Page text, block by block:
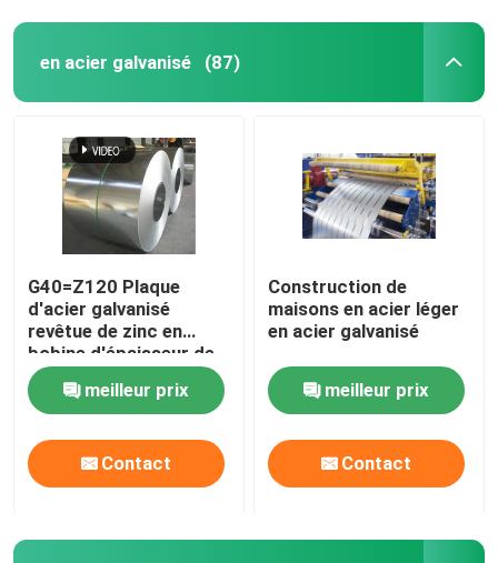
en acier galvanisé (87)
G40=Z120 Plaque
d'acier galvanisé
revêtue de zinc en
bobine d'épaisseur de
0,90 mm
meilleur prix
Contact
Construction de
maisons en acier léger
en acier galvanisé
meilleur prix
Contact